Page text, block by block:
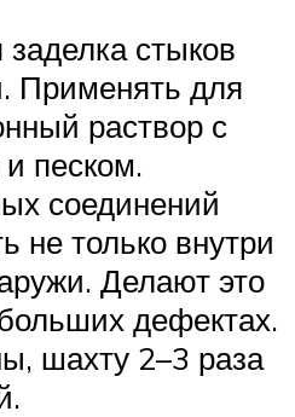
стыков
Применять для
раствор с
песком.
соединений
не только внутри
Делают это
дефектах.
шахту 2–3 раза